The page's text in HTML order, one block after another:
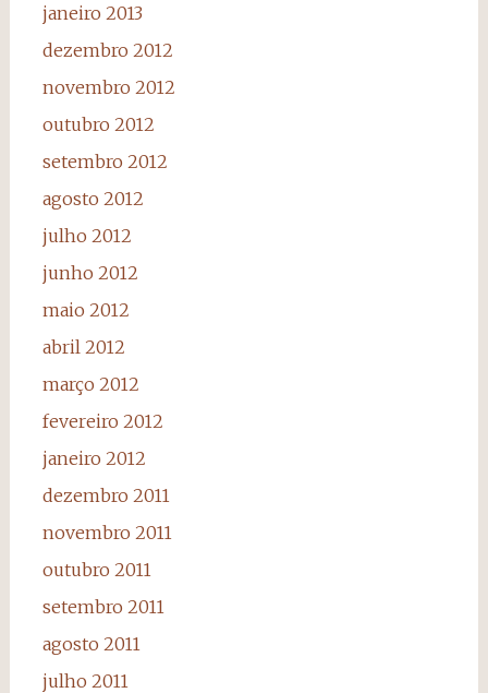
janeiro 2013
dezembro 2012
novembro 2012
outubro 2012
setembro 2012
agosto 2012
julho 2012
junho 2012
maio 2012
abril 2012
março 2012
fevereiro 2012
janeiro 2012
dezembro 2011
novembro 2011
outubro 2011
setembro 2011
agosto 2011
julho 2011